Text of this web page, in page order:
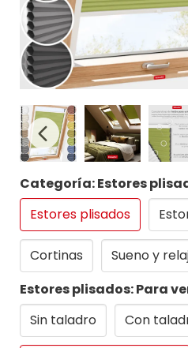
Categoría: Estores
Estores plisados
Cortinas
Sueno y
Estores plisados: Para
Sin taladro
Con